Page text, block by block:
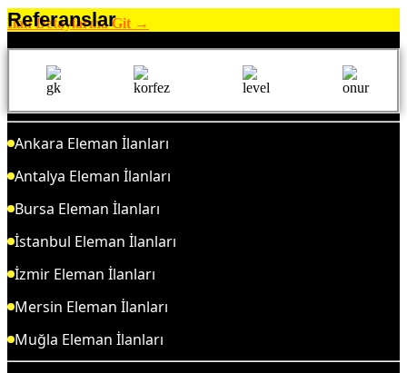
İlan Detaylarına Git →
Referanslar
Ankara Eleman İlanları
Antalya Eleman İlanları
Bursa Eleman İlanları
İstanbul Eleman İlanları
İzmir Eleman İlanları
Mersin Eleman İlanları
Muğla Eleman İlanları